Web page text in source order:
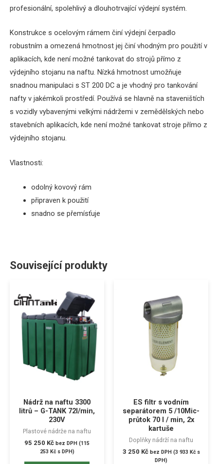
profesionální, spolehlivý a dlouhotrvající výdejní systém.
Konstrukce s ocelovým rámem činí výdejní čerpadlo
robustním a omezená hmotnost jej činí vhodným pro použití v
aplikacích, kde není možné tankovat do strojů přímo z
výdejního stojanu na naftu. Nízká hmotnost umožňuje
snadnou manipulaci s ST 200 DC a je vhodný pro tankování
nafty v jakémkoli prostředí. Používá se hlavně na staveništích
s vozidly vybavenými velkými nádržemi v zemědělských nebo
stavebních aplikacích, kde není možné tankovat stroje přímo z
výdejního stojanu.
Vlastnosti:
odolný kovový rám
připraven k použití
snadno se přemísťuje
Související produkty
Nádrž na naftu 3300
litrů – G-TANK 72l/min,
230V
Plastové nádrže na naftu
95 250 Kč bez DPH (115
253 Kčs DPH)
ES filtr s vodním
separátorem 5 /10Mic-
průtok 70 l / min, 2x
kartuše
Doplňky nádrží na naftu
3 250 Kč bez DPH (3 933 Kčs
DPH)